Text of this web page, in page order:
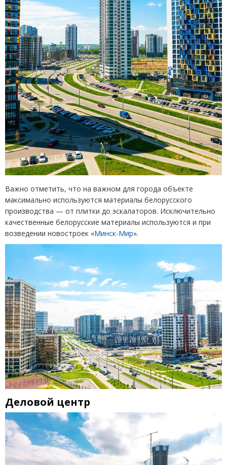
Важно отметить, что на важном для города объекте
максимально используются материалы белорусского
производства — от плитки до эскалаторов. Исключительно
качественные белорусские материалы используются и при
возведении новостроек «Минск-Мир».
Деловой центр